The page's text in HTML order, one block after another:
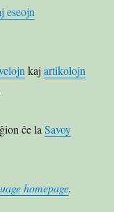
eseojn
kajartikolojn
ĉe laSavoy
homepage.